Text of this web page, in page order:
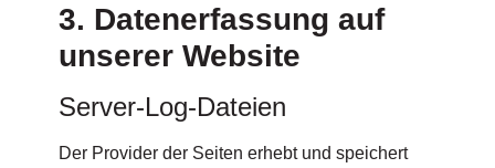
3. Datenerfassung auf
unserer Website
Server-Log-Dateien
Der Provider der Seiten erhebt und speichert